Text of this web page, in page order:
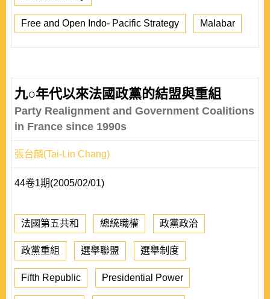
Free and Open Indo- Pacific Strategy Malabar
九○年代以來法國政黨的結盟與重組
Party Realignment and Government Coalitions
in France since 1990s
張台麟(Tai-Lin Chang)
44卷1期(2005/02/01)
法國第五共和 總統職權 政黨政治
政黨重組 選舉聯盟 選舉制度
Fifth Republic Presidential Power